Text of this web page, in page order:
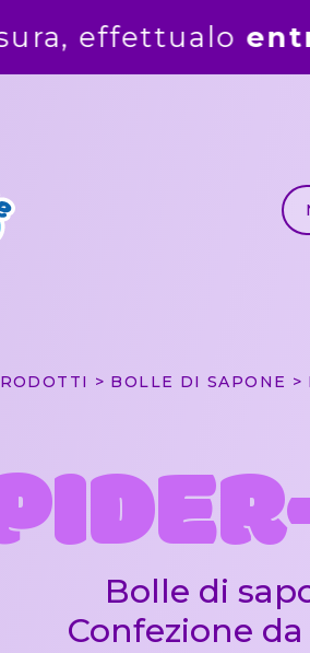
mezzanotte del5
BOLLE DI SAPONE
Bolle di
Confezione da